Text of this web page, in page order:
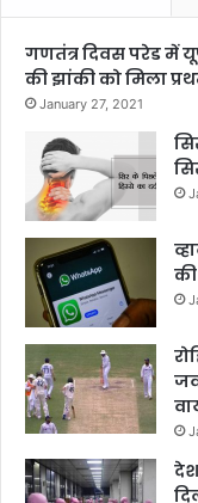
गणतंत्र दिवस परेड में
की झांकी को मिला
January 27, 2021